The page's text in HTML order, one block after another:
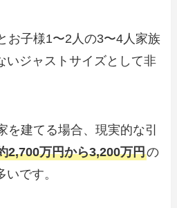
お子様1〜2人の3〜4人家族
いジャストサイズとして非
を建てる場合、現実的な引
2,700万円から3,200万円の
です。